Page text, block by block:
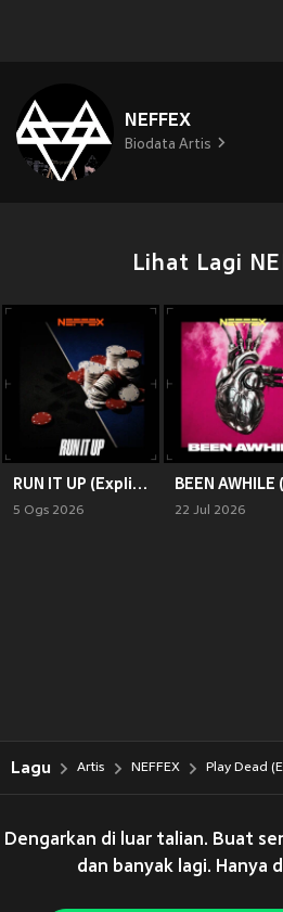
NEFFEX
Biodata Artis
Lihat Lagi
RUN IT UP (Explicit)
5 Ogs 2026 22 Jul 2026
Lagu Artis NEFFEX Play Dead
Dengarkan di luar talian. Buat
dan banyak lagi. Hanya